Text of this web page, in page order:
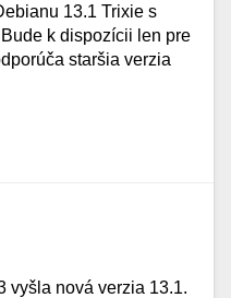
13.1 Trixie s
k dispozícii len pre
staršia verzia
vyšla nová verzia 13.1.